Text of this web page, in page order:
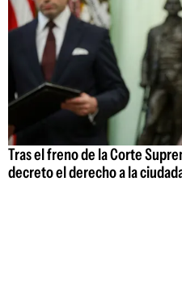
Tras el freno de la Corte
decreto el derecho a la